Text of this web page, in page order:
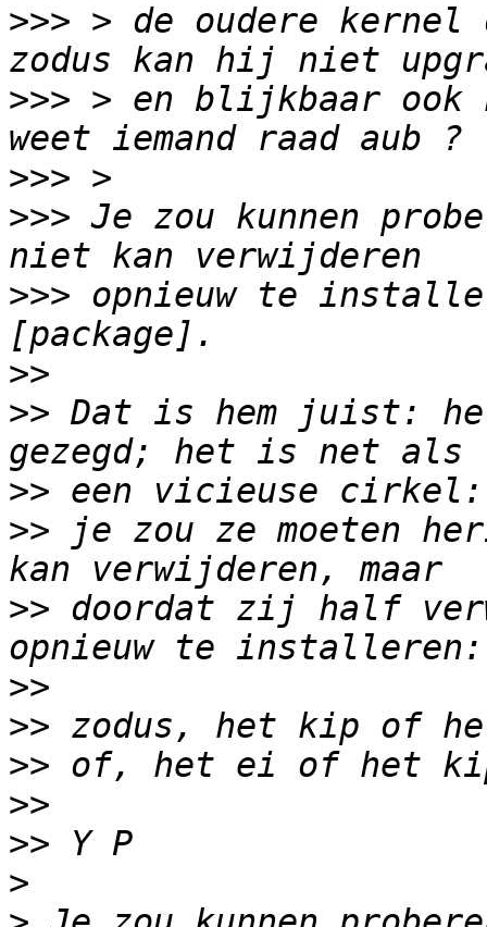
>>> > de oudere
>>> > en blijkbaar
>>>
>>> Je zou kunnen
>>> opnieuw te
>>
>> Dat is hem juist:
>>
>> je zou ze moeten
>> doordat zij half
>>
>>
>>
>>
>>
>